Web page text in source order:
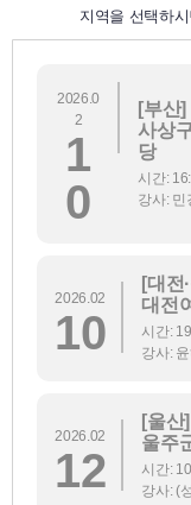
지역을 선택하
2026.0
2
1
0
[부산]
사상
당
시간:
강사: 민
2026.02
10
[대전
대전
시간:
강사:
2026.02
12
[울산]
울주
시간:
강사: (